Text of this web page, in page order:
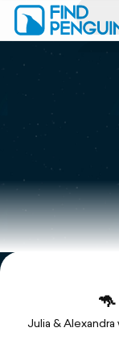
Print a
Flyover
Explore
Support
Julia &
dem